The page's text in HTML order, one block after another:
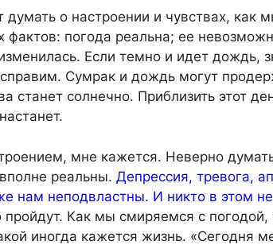
думать о настроении и чувствах, как
фактов: погода реальна; ее
Если темно и идет дождь,
Сумрак и дождь могут
станет солнечно. Приблизить этот
мне кажется. Неверно
реальны. Депрессия, тревога,
нам неподвластны. И никто в этом не
пройдут. Как мы смиряемся с погодой,
иногда кажется жизнь. «Сегодня